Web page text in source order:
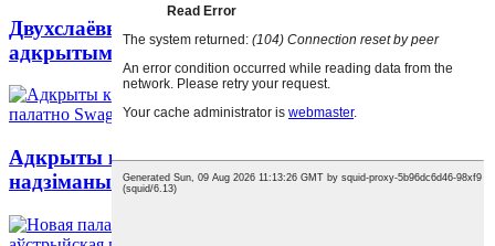
Двухслаёвы ручной надзіманы палатно на
адкрытым паветры ...
Адкрыты кемпінг Воданепранікальны
надзіманы кемпінг ...